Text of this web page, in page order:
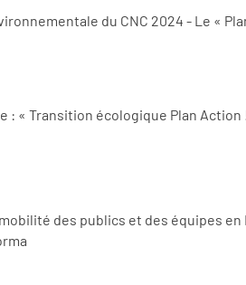
du CNC 2024 - Le «
: « Transition écologique Plan Action
des publics et des équipes en
- Norma